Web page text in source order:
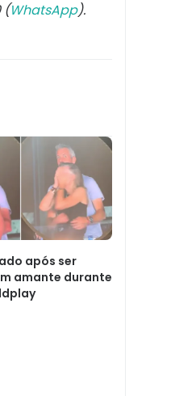
(WhatsApp).
após ser
amante durante